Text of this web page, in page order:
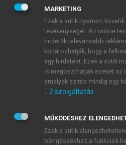
JELSZÓ
JELSZÓ ÚJRA
Kérek értesítést a MeRSZ
Kérek értesítést az Akadémiai
Adatkezelési tájékoztatóban
veszem és elfogadom.
Általános vásárlási
MARKETING
Ezek a sütik nyomon
tevékenységét. Az online
hirdetők relevánsabb
korlátozhatják, hogy a
egy hirdetést. Ezek a sütik
is megoszthatják ezeket az
amelyek szinte mindig egy
↓ 2 szolgáltatás
MŰKÖDÉSHEZ
Ezek a sütik
böngészéshez,a funkciók